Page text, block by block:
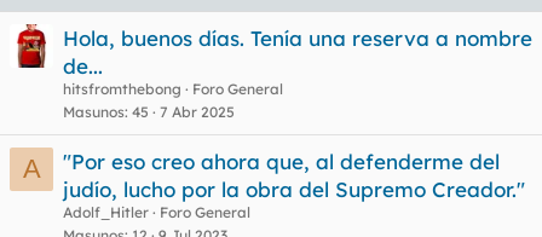
Hola, buenos días. Tenía una reserva a nombre
de...
hitsfromthebong
Foro General
Masunos 45 7 Abr 2025
A
"Por eso creo ahora que, al defenderme del
judío, lucho por la obra del Supremo Creador."
Adolf_Hitler
Foro General